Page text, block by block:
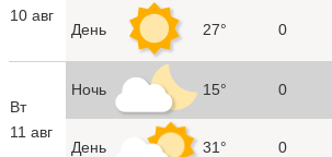
10 авг
День 27° 0
Вт
11 авг
Ночь 15° 0
День 31° 0